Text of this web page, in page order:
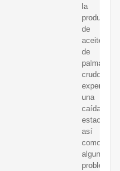
la
producción
de
aceite
de
palma
crudo
una
caída
estacional
así
como
algunos
problemas